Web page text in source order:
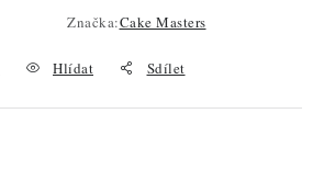
Značka:Cake Masters
Hlídat Sdílet